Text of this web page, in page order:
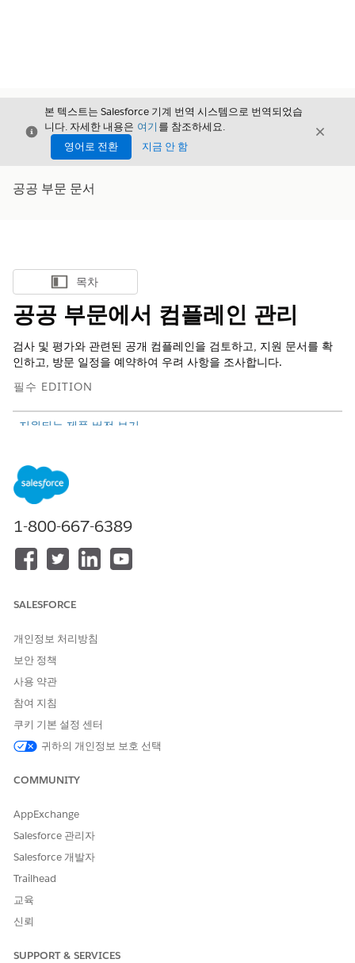
닫기
본 텍스트는 Salesforce 기계 번역 시스템으로 번역되었습
니다. 자세한 내용은 여기 를 참조하세요.
영어로 전환
지금 안 함
닫기
공공 부문 문서
목차 표시
목차
공공 부문에서 컴플레인 관리
검사 및 평가와 관련된 공개 컴플레인을 검토하고, 지원 문서를 확
인하고, 방문 일정을 예약하여 우려 사항을 조사합니다.
필수 EDITION
지원되는 제품 버전 보기
검사 및 평가와 관련된 공개 컴
플레인 작업:
방문 만들기:
코드에 우려 사항에 대한 정보를 기록합니다. 정보를 수집하는 프로
공개 컴플레인 레코드에는 보고된 문제의 세부 사항과 지원 문서 또
는 이미지가 포함됩니다. 구성에 따라 컴플레인 레코드에 관련 규제
사항을 조사할 수 있도록 컴플레인 레코드에서 방문 일정을 예약합
니다.
앱 시작 관리자에서
목록 보기에서 컴플레인을 선택합니다.
을 선택합니다.
제 코드 위반, 위반 적용 작업과 같은 관련 정보를 확인합니다.
필요한 경우 방문 만들기: 방문에 대한 작업 메뉴를 클릭하고
컴플레인에 해당하는 상태를 선택합니다.
다음 사항도 참조:
컴플레인 접수 안내 플로를 사용하여 사고 문서화
1-800-667-6389
SALESFORCE
개인정보 처리방침
보안 정책
사용 약관
참여 지침
쿠키 기본 설정 센터
귀하의 개인정보 보호 선택
COMMUNITY
AppExchange
Salesforce 관리자
Salesforce 개발자
Trailhead
교육
신뢰
SUPPORT & SERVICES